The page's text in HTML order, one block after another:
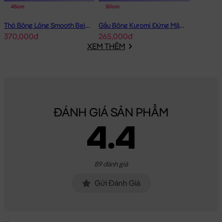
45cm
Thỏ Bông Lông Smooth Beige Rabbit
370,000đ
50cm
Gấu Bông Kuromi Đứng Mặc Yếm Tím
265,000đ
XEM THÊM
ĐÁNH GIÁ SẢN PHẨM
4.4
89 đánh giá
Gửi Đánh Giá